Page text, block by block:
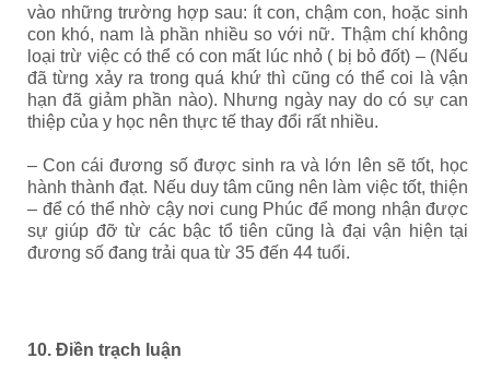
vào những trường hợp sau: ít con, chậm con, hoặc sinh
con khó, nam là phần nhiều so với nữ. Thậm chí không
loại trừ việc có thể có con mất lúc nhỏ ( bị bỏ đốt) – (Nếu
đã từng xảy ra trong quá khứ thì cũng có thể coi là vận
hạn đã giảm phần nào). Nhưng ngày nay do có sự can
thiệp của y học nên thực tế thay đổi rất nhiều.
– Con cái đương số được sinh ra và lớn lên sẽ tốt, học
hành thành đạt. Nếu duy tâm cũng nên làm việc tốt, thiện
– để có thể nhờ cậy nơi cung Phúc để mong nhận được
sự giúp đỡ từ các bậc tổ tiên cũng là đại vận hiện tại
đương số đang trải qua từ 35 đến 44 tuổi.
10. Điền trạch luận